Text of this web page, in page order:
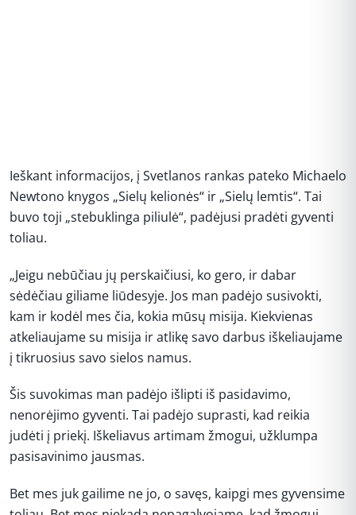
Ieškant informacijos, į Svetlanos rankas pateko Michaelo
Newtono knygos „Sielų kelionės“ ir „Sielų lemtis“. Tai
buvo toji „stebuklinga piliulė“, padėjusi pradėti gyventi
toliau.
„Jeigu nebūčiau jų perskaičiusi, ko gero, ir dabar
sėdėčiau giliame liūdesyje. Jos man padėjo susivokti,
kam ir kodėl mes čia, kokia mūsų misija. Kiekvienas
atkeliaujame su misija ir atlikę savo darbus iškeliaujame
į tikruosius savo sielos namus.
Šis suvokimas man padėjo išlipti iš pasidavimo,
nenorėjimo gyventi. Tai padėjo suprasti, kad reikia
judėti į priekį. Iškeliavus artimam žmogui, užklumpa
pasisavinimo jausmas.
Bet mes juk gailime ne jo, o savęs, kaipgi mes gyvensime